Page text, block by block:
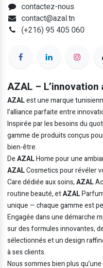
contactez-nous
contact@azal.tn
(+216) 95 405 060
AZAL –
AZALest une marque
l’alliance parfaite entre
Inspirée par les besoins du
gamme de produits conçus
bien-être.
DeAZALHome pour une
AZALCosmetics pour révéler
Care dédiée aux soins,AZAL
routine beauté, etAZAL
unique — chaque gamme est
Engagée dans une démarche
sur des formules innovantes,
sélectionnés et un design
à ses clients.
Nous sommes bien plus